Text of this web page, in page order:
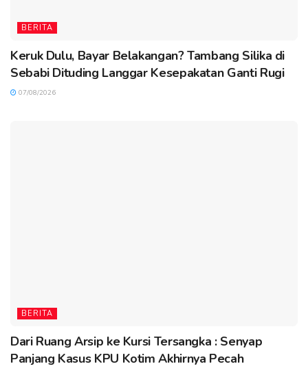
BERITA
Keruk Dulu, Bayar Belakangan? Tambang Silika di
Sebabi Dituding Langgar Kesepakatan Ganti Rugi
07/08/2026
BERITA
Dari Ruang Arsip ke Kursi Tersangka : Senyap
Panjang Kasus KPU Kotim Akhirnya Pecah